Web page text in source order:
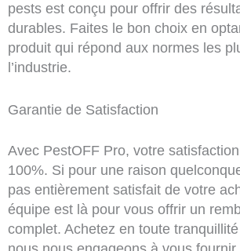
pests est conçu pour offrir des
durables. Faites le bon choix en
produit qui répond aux normes les
l’industrie.
Garantie de Satisfaction
Avec PestOFF Pro, votre
100%. Si pour une raison
pas entièrement satisfait de votre
équipe est là pour vous offrir un
complet. Achetez en toute tranquillité